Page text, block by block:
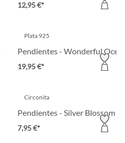
12,95 €*
Plata 925
Pendientes - Wonderful
19,95 €*
Circonita
Pendientes - Silver Blossom
7,95 €*